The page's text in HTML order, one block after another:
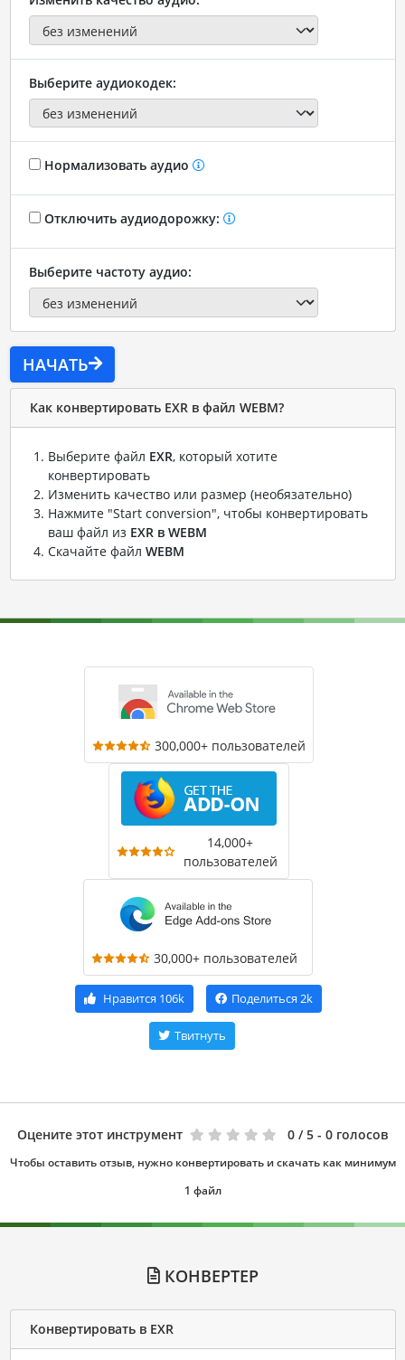
Выберите аудиокодек:
Нормализовать аудио
Отключить аудиодорожку:
Выберите частоту аудио:
НАЧАТЬ
Как конвертировать EXR в файл WEBM?
Выберите файл EXR, который хотите
конвертировать
Изменить качество или размер (необязательно)
Нажмите "Start conversion", чтобы конвертировать
ваш файл из EXR в WEBM
Скачайте файл WEBM
300,000+ пользователей
14,000+
пользователей
30,000+ пользователей
Нравится 106k Поделиться 2k
Твитнуть
Оцените этот инструмент 0 / 5 - 0 голосов
Чтобы оставить отзыв, нужно конвертировать и скачать как минимум
1 файл
КОНВЕРТЕР
Конвертировать в EXR